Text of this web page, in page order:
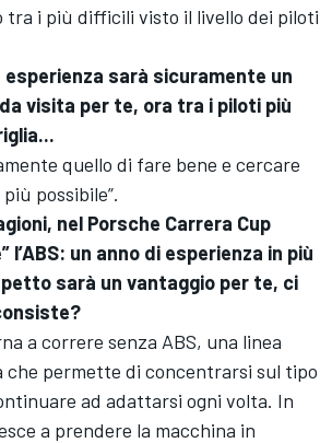
tra i più difficili visto il livello dei piloti
sarà sicuramente un
visita per te, ora tra i piloti più
quello di fare bene e cercare
possibile”.
nel Porsche Carrera Cup
l’ABS: un anno di esperienza in più
sarà un vantaggio per te, ci
a correre senza ABS, una linea
che permette di concentrarsi sul tipo
ad adattarsi ogni volta. In
a prendere la macchina in